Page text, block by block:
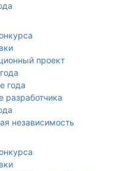
проект
года
разработчика
независимость